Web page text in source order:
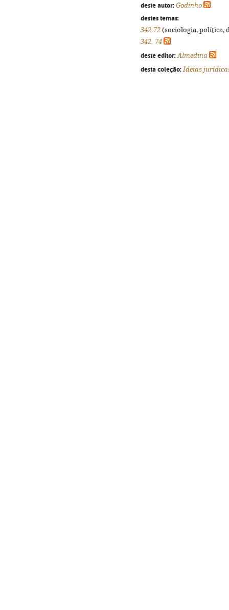
deste autor: Godinho
destes temas:
342.72 (sociologia, política,
342. 74
deste editor: Almedina
desta coleção: Ideias